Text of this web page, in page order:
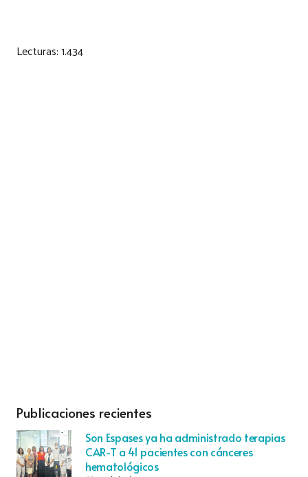
Lecturas:1.434
Publicaciones recientes
Son Espases ya ha administrado terapias
CAR-T a 41 pacientes con cánceres
hematológicos